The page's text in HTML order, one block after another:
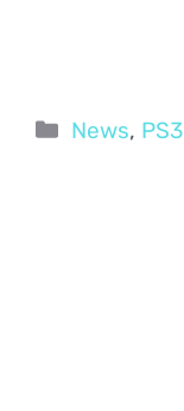
Categorie
News, PS3